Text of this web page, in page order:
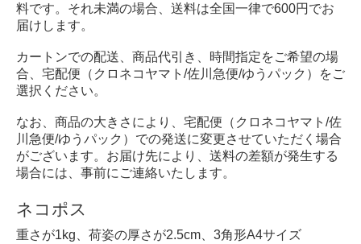
料です。それ未満の場合、送料は全国一律で600円でお
届けします。
カートンでの配送、商品代引き、時間指定をご希望の場
合、宅配便（クロネコヤマト/佐川急便/ゆうパック）をご
選択ください。
なお、商品の大きさにより、宅配便（クロネコヤマト/佐
川急便/ゆうパック）での発送に変更させていただく場合
がございます。お届け先により、送料の差額が発生する
場合には、事前にご連絡いたします。
ネコポス
重さが1kg、荷姿の厚さが2.5cm、3角形A4サイズ